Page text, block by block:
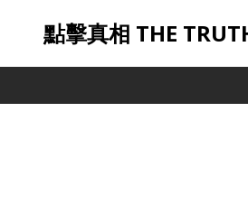
點擊真相 THE